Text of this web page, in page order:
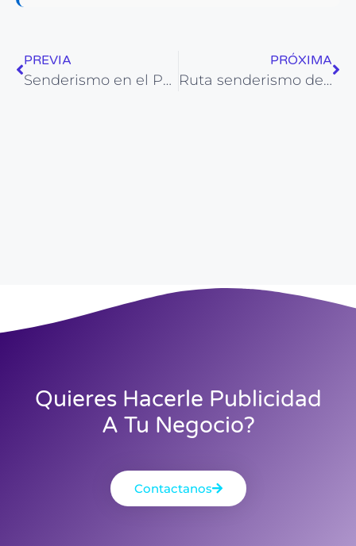
PREVIA
Senderismo en el Peñón de Ifach (Calpe)
PRÓXIMA
Ruta senderismo de Los Barrancos de Montnegre
Quieres Hacerle Publicidad
A Tu Negocio?
Contactanos